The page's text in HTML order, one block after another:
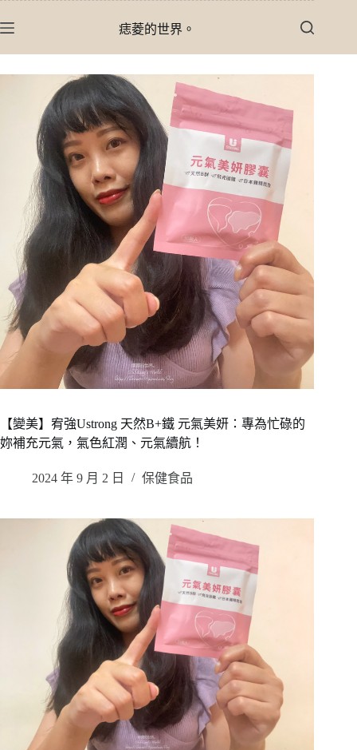
至
痣菱的世界。
【變美】宥強Ustrong 天然B+鐵 元氣美妍：專為忙碌的
妳補充元氣，氣色紅潤、元氣續航！
2024 年 9 月 2 日 保健食品